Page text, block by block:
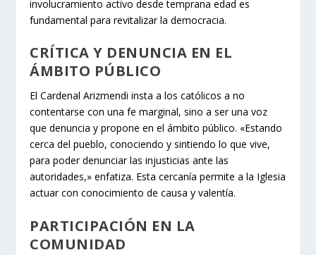
involucramiento activo desde temprana edad es
fundamental para revitalizar la democracia.
CRÍTICA Y DENUNCIA EN EL
ÁMBITO PÚBLICO
El Cardenal Arizmendi insta a los católicos a no
contentarse con una fe marginal, sino a ser una voz
que denuncia y propone en el ámbito público. «Estando
cerca del pueblo, conociendo y sintiendo lo que vive,
para poder denunciar las injusticias ante las
autoridades,» enfatiza. Esta cercanía permite a la Iglesia
actuar con conocimiento de causa y valentía.
PARTICIPACIÓN EN LA
COMUNIDAD